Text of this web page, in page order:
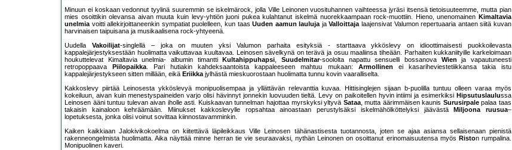
Minuun ei koskaan vedonnut tyylinä suuremmin se iskelmärock, jolla Ville Leinonen vuosituhannen vaihteessa jyräsi itsensä tietoisuuteemme, mutta pian
mies osoittikin olevansa aivan muuta kuin levy-yhtiön juoni pukea kulahtanut iskelmä nuorekkaampaan rock-muottiin. Hieno, unenomainen Kimaltavia
unelmiavoitti allekirjoittaneenkin sympatiat puolelleen, kun taasUuden aamun laulujajaValloittajalaajensivat Valumon repertuaaria antaen siitä kuvan
harvinaisen taipuisana ja musikaalisena rock-yhtyeenä.
Uudella Vakoilijat-singlellä – joka on muuten yksi Valumon parhaita esityksiä - starttaava ykköslevy on idioottimaisesti puokkoilevasta
kappalejärjestyksestään huolimatta vaikuttavaa kuultavaa. Leinosen sävelkynä on terävä ja osuu maaliinsa tiheään. Parhaiten kukkaniityille karkeloimaan
houkuttelevat Kimaltavia unelmia- albumin timantti
Kultahippuhapsi, Suudelmitar-soololta napattu sensuelli bossanova Wien ja vapautuneesti
retropoppaava
Piilopaikka. Pari hutiakin kahdeksaantoista kappaleeseen mahtuu mukaan: Armollinen ei kasariheviestetiikkansa takia istu
kappalejärjestykseen sitten millään, eikä Eriikkajylhästä mieskuorostaan huolimatta tunnu kovin vaaralliselta.
Kakkoslevy piirtää Leinosesta ykköslevyä monipuolisempaa ja yllättävän relevanttia kuvaa. Hittisinglejen sijaan b-puolilla tuntuu olleen varaa myös
kokeiluun, aivan kuin menestyspaineiden varjo olisi hävinnyt jonnekin luovuuden tieltä. Levy on paikoitellen hyvin intiimi ja esimerkiksi Hipsutuslaulussa
Leinosen ääni tuntuu tulevan aivan iholle asti. Kuiskaavan tunnelman hajottaa myrskyksi yltyvä Sataa, mutta äärimmäisen kaunis Surusirpalepalaa taas
takaisin kainaloon kehräämään. Miinukset kakkoslevylle ropsahtaa ainoastaan perustylsäksi iskelmähölköttelyksi jäävästä
Miljoona ruusua–
lopetuksesta, jonka olisi voinut sovittaa kiinnostavamminkin.
Kaiken kaikkiaan Jalokivikokoelma on kiitettävä läpileikkaus Ville Leinosen tähänastisesta tuotannosta, joten se ajaa asiansa sellaisenaan pienistä
rakenneongelmista huolimatta. Aika näyttää minne herran tie vie seuraavaksi, nythän Leinonen on osoittanut erinomaisuutensa myös Riston rumpalina.
Monipuolinen kaveri.